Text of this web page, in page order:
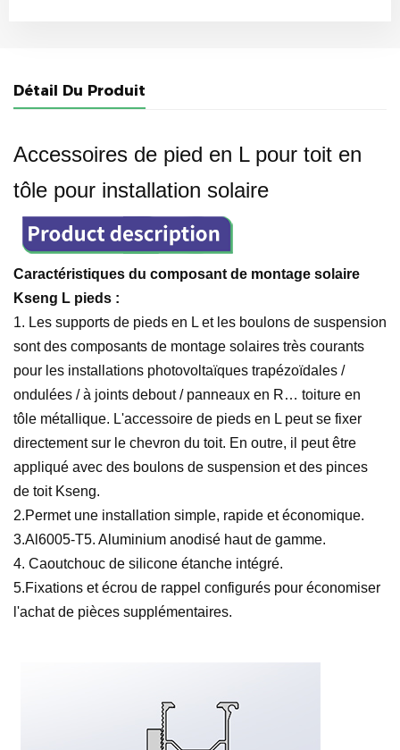
Détail Du Produit
Accessoires de pied en L pour toit en
tôle pour installation solaire
Caractéristiques du composant de montage solaire
Kseng L pieds :
1. Les supports de pieds en L et les boulons de suspension
sont des composants de montage solaires très courants
pour les installations photovoltaïques trapézoïdales /
ondulées / à joints debout / panneaux en R… toiture en
tôle métallique. L'accessoire de pieds en L peut se fixer
directement sur le chevron du toit. En outre, il peut être
appliqué avec des boulons de suspension et des pinces
de toit Kseng.
2.Permet une installation simple, rapide et économique.
3.Al6005-T5. Aluminium anodisé haut de gamme.
4. Caoutchouc de silicone étanche intégré.
5.Fixations et écrou de rappel configurés pour économiser
l'achat de pièces supplémentaires.